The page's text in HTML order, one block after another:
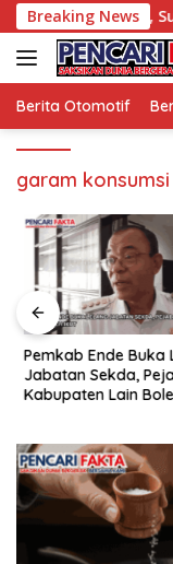
Langsung
ke
konten
Breaking News
Wisata, Sungai
Berita Otomotif
garam
Pemkab Ende Buka
Jabatan Sekda,
Kabupaten Lain